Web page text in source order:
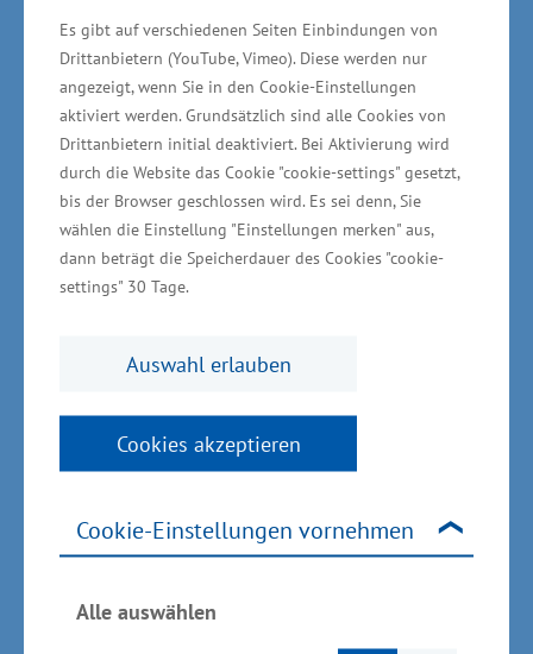
Es gibt auf verschiedenen Seiten Einbindungen von
Drittanbietern (YouTube, Vimeo). Diese werden nur
angezeigt, wenn Sie in den Cookie-Einstellungen
aktiviert werden. Grundsätzlich sind alle Cookies von
Drittanbietern initial deaktiviert. Bei Aktivierung wird
durch die Website das Cookie "cookie-settings" gesetzt,
bis der Browser geschlossen wird. Es sei denn, Sie
wählen die Einstellung "Einstellungen merken" aus,
dann beträgt die Speicherdauer des Cookies "cookie-
settings" 30 Tage.
Auswahl erlauben
Cookies akzeptieren
Cookie-Einstellungen vornehmen
Alle auswählen
236,6 Millionen Euro für
Forschung, Entwicklung und
Innovation
Für die Förderung von Forschung, Entwicklung
und Innovation in Mecklenburg-Vorpommern
werden in der EU-Förderperiode 2014 bis 2020
Europäischen Fonds für regionale Entwicklung
(EFRE) zur Verfügung gestellt. „Das
Wirtschaftsministerium wird auch künftig
Vorhaben im Rahmen der
Verbundforschungsförderung von Unternehmen
zu mehr marktfähigen Produkten zu kommen“,